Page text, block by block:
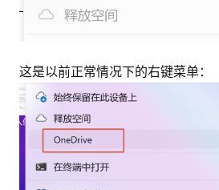
这是以前正常情况下的右键菜单：